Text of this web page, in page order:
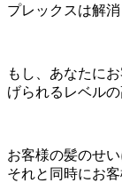
プレックスは解
もし、あなたに
げられるレベル
お客様の髪のせ
それと同時にお